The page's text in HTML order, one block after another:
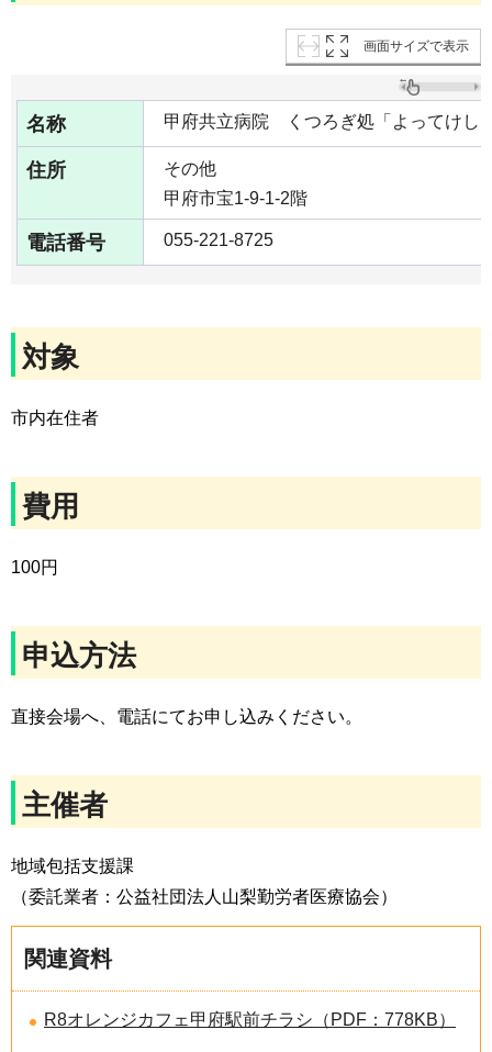
画面サイズで表示
名称 甲府共立病院 くつろぎ処「よってけし
住所
その他
甲府市宝1-9-1-2階
電話番号 055-221-8725
対象
市内在住者
費用
100円
申込方法
直接会場へ、電話にてお申し込みください。
主催者
地域包括支援課
（委託業者：公益社団法人山梨勤労者医療協会）
関連資料
R8オレンジカフェ甲府駅前チラシ（PDF：778KB）